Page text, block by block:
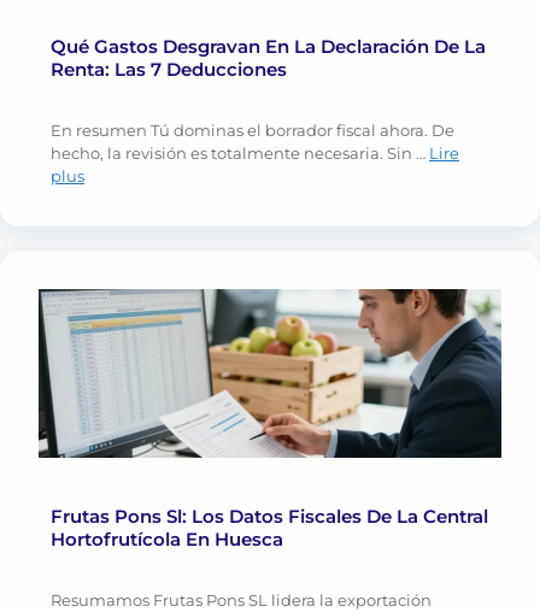
Qué Gastos Desgravan En La Declaración De La
Renta: Las 7 Deducciones
En resumen Tú dominas el borrador fiscal ahora. De
hecho, la revisión es totalmente necesaria. Sin … Lire
plus
Frutas Pons Sl: Los Datos Fiscales De La Central
Hortofrutícola En Huesca
Resumamos Frutas Pons SL lidera la exportación